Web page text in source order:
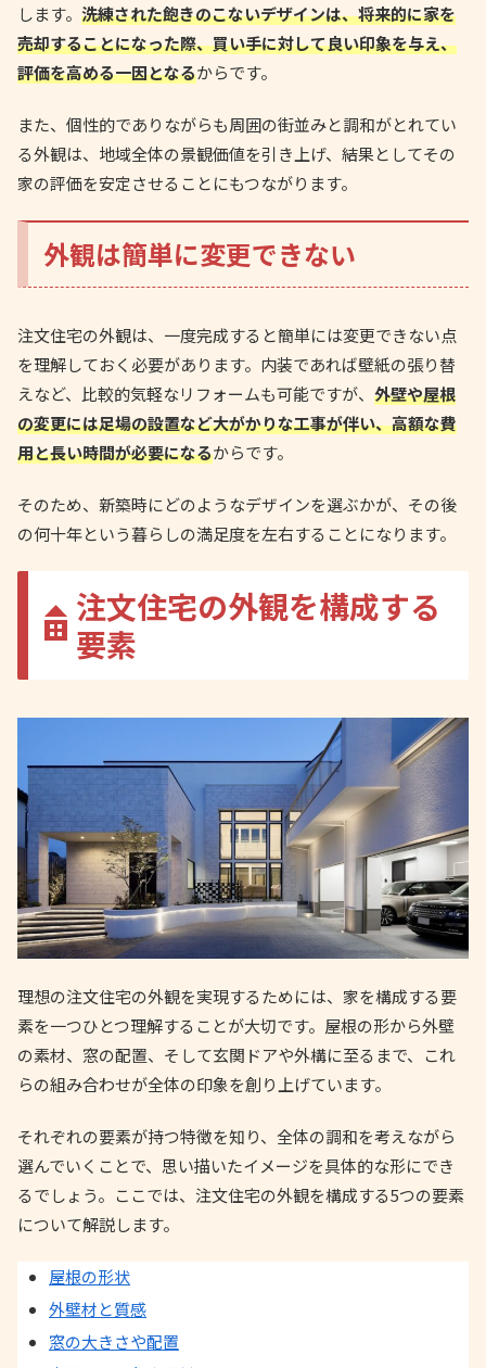
します。 洗練された飽きのこないデザインは、将来的に家を
売却することになった際、買い手に対して良い印象を与え、
評価を高める一因となるからです。
また、個性的でありながらも周囲の街並みと調和がとれてい
る外観は、地域全体の景観価値を引き上げ、結果としてその
家の評価を安定させることにもつながります。
外観は簡単に変更できない
注文住宅の外観は、一度完成すると簡単には変更できない点
を理解しておく必要があります。内装であれば壁紙の張り替
えなど、比較的気軽なリフォームも可能ですが、 外壁や屋根
の変更には足場の設置など大がかりな工事が伴い、高額な費
用と長い時間が必要になるからです。
そのため、新築時にどのようなデザインを選ぶかが、その後
の何十年という暮らしの満足度を左右することになります。
注文住宅の外観を構成する
要素
理想の注文住宅の外観を実現するためには、家を構成する要
素を一つひとつ理解することが大切です。屋根の形から外壁
の素材、窓の配置、そして玄関ドアや外構に至るまで、これ
らの組み合わせが全体の印象を創り上げています。
それぞれの要素が持つ特徴を知り、全体の調和を考えながら
選んでいくことで、思い描いたイメージを具体的な形にでき
るでしょう。ここでは、注文住宅の外観を構成する5つの要素
について解説します。
屋根の形状
外壁材と質感
窓の大きさや配置